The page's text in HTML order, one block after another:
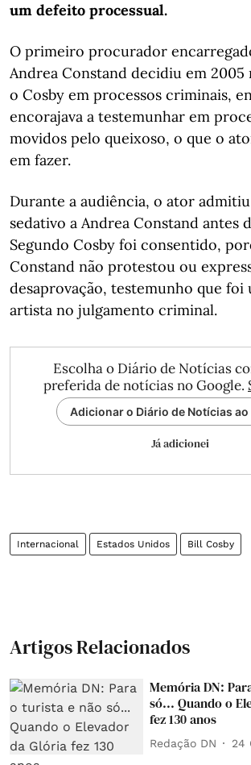
um defeito processual.
O primeiro procurador
Andrea Constand decidiu em 2005
o Cosby em processos criminais,
encorajava a testemunhar em
movidos pelo queixoso, o que o
em fazer.
Durante a audiência, o ator
sedativo a Andrea Constand antes
Segundo Cosby foi consentido,
Constand não protestou ou
desaprovação, testemunho que foi
artista no julgamento criminal.
Escolha o Diário de Notícias
preferida de notícias no Google.
Adicionar o Diário de Notícias ao
Já adicionei
Internacional Estados Unidos Bill Cosby
Artigos Relacionados
Memória DN:
só... Quando o
fez 130 anos
Redação DN 24